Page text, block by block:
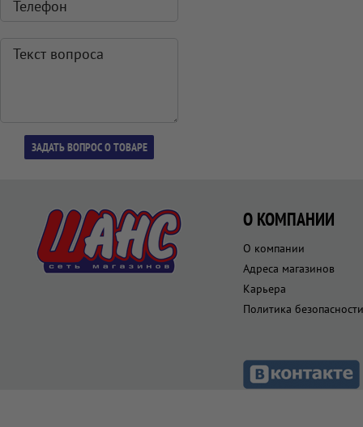
О КОМПАНИИ
О компании
Адреса магазинов
Карьера
Политика безопасности